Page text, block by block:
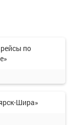
по
Шира»